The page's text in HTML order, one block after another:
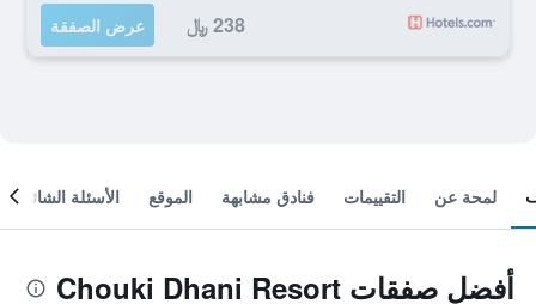
238 ﷼ عرض الصفقة
لمحة عن التقييمات فنادق مشابهة الموقع الأسئلة الشائعة
أفضل صفقات Chouki Dhani Resort